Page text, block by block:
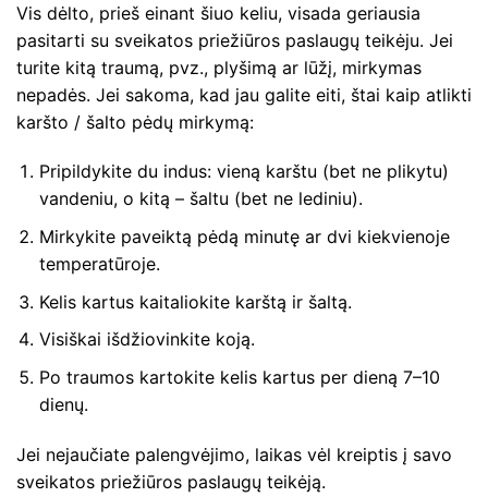
Vis dėlto, prieš einant šiuo keliu, visada geriausia
pasitarti su sveikatos priežiūros paslaugų teikėju. Jei
turite kitą traumą, pvz., plyšimą ar lūžį, mirkymas
nepadės. Jei sakoma, kad jau galite eiti, štai kaip atlikti
karšto / šalto pėdų mirkymą:
Pripildykite du indus: vieną karštu (bet ne plikytu)
vandeniu, o kitą – šaltu (bet ne lediniu).
Mirkykite paveiktą pėdą minutę ar dvi kiekvienoje
temperatūroje.
Kelis kartus kaitaliokite karštą ir šaltą.
Visiškai išdžiovinkite koją.
Po traumos kartokite kelis kartus per dieną 7–10
dienų.
Jei nejaučiate palengvėjimo, laikas vėl kreiptis į savo
sveikatos priežiūros paslaugų teikėją.